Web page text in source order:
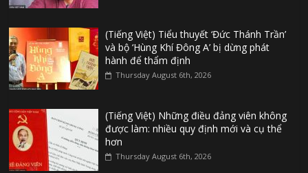
(Tiếng Việt) Tiểu thuyết ‘Đức Thánh Trần’
và bộ ‘Hùng Khí Đông A’ bị dừng phát
hành để thẩm định
Thursday August 6th, 2026
(Tiếng Việt) Những điều đảng viên không
được làm: nhiều quy định mới và cụ thể
hơn
Thursday August 6th, 2026